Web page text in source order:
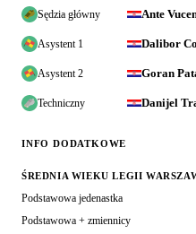
Sędzia główny Ante
Asystent 1 Dalibor
Asystent 2 Goran
Techniczny Danijel
INFO DODATKOWE
ŚREDNIA WIEKU LEGII
Podstawowa jedenastka
Podstawowa + zmiennicy